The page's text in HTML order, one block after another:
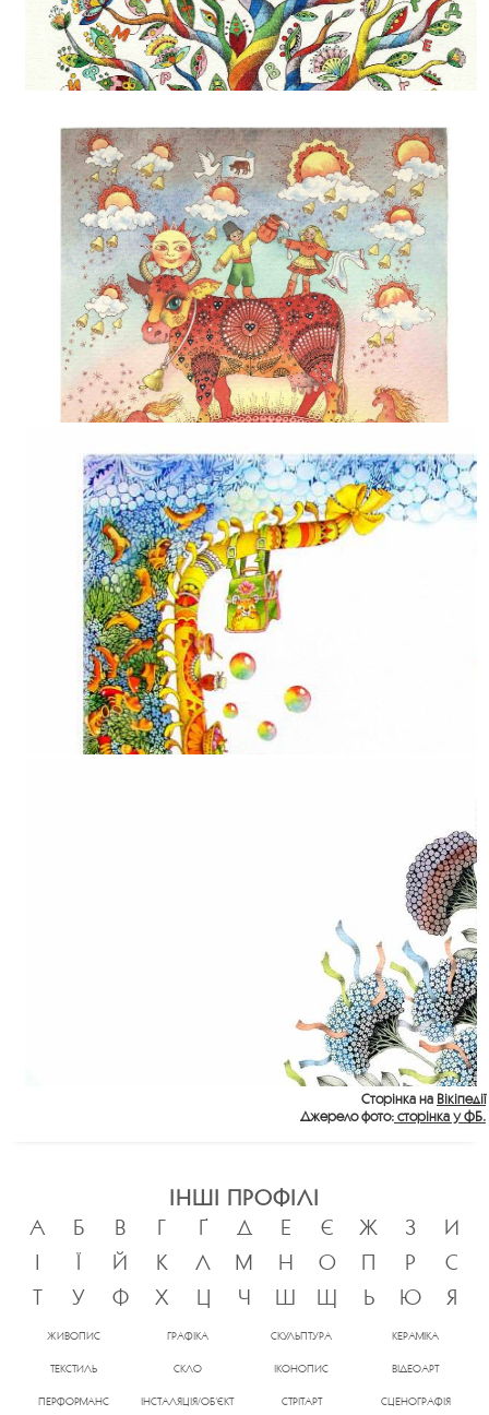
Сторінка на Вікіпедії
Джерело фото:сторінка у ФБ.
ІНШІ ПРОФІЛІ
А
Б В Г Ґ Д Е Є Ж З
И
І
Ї Й К Л М Н О П Р
С
Т
У Ф Х Ц Ч Ш Щ Ь Ю Я
ЖИВОПИС ГРАФІКА СКУЛЬПТУРА КЕРАМІКА
ТЕКСТИЛЬ СКЛО ІКОНОПИС ВІДЕОАРТ
ПЕРФОРМАНС ІНСТАЛЯЦІЯ/ОБ’ЄКТ СТРІТАРТ СЦЕНОГРАФІЯ